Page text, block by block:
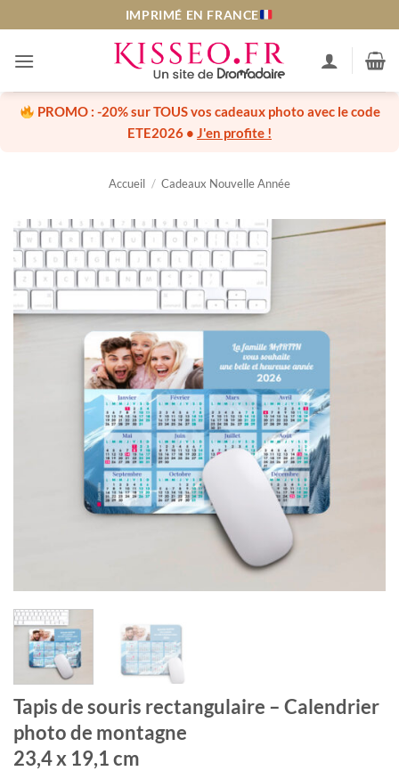
au
contenu
IMPRIMÉ EN FRANCE
PROMO : -20% sur TOUS vos cadeaux photo avec le code
ETE2026 • J'en profite !
Accueil / Cadeaux Nouvelle Année
Tapis de souris rectangulaire – Calendrier
photo de montagne
23,4 x 19,1 cm